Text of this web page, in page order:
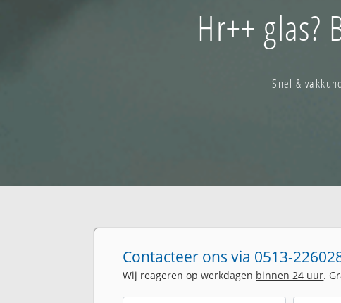
Hr++ glas?
Snel &
Contacteer ons via 0513-
Wij reageren op werkdagen binnen 24 uur.